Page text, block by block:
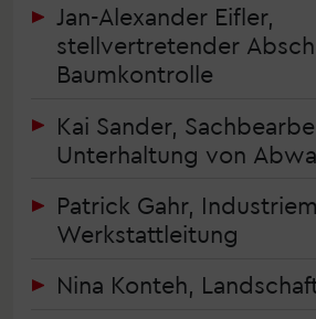
Jan-Alexander Eifler,
stellvertretender
Baumkontrolle
Kai Sander,
Unterhaltung von
Patrick Gahr,
Werkstattleitung
Nina Konteh,